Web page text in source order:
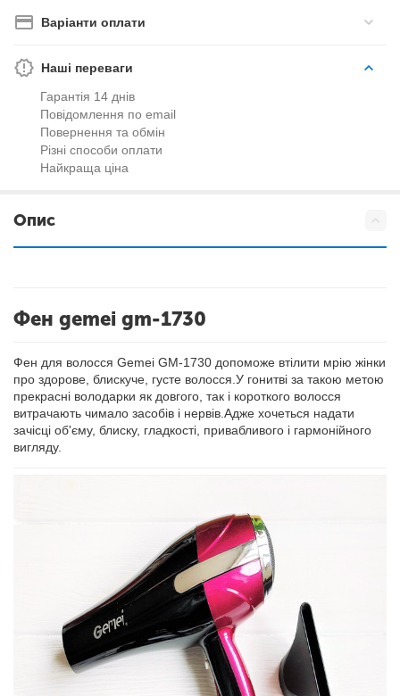
Варіанти оплати
Наші переваги
Гарантія 14 днів
Повідомлення по email
Повернення та обмін
Різні способи оплати
Найкраща ціна
Опис
Фен gemei gm-1730
Фен для волосся Gemei GM-1730 допоможе втілити мрію жінки
про здорове, блискуче, густе волосся.У гонитві за такою метою
прекрасні володарки як довгого, так і короткого волосся
витрачають чимало засобів і нервів.Адже хочеться надати
зачісці об'єму, блиску, гладкості, привабливого і гармонійного
вигляду.